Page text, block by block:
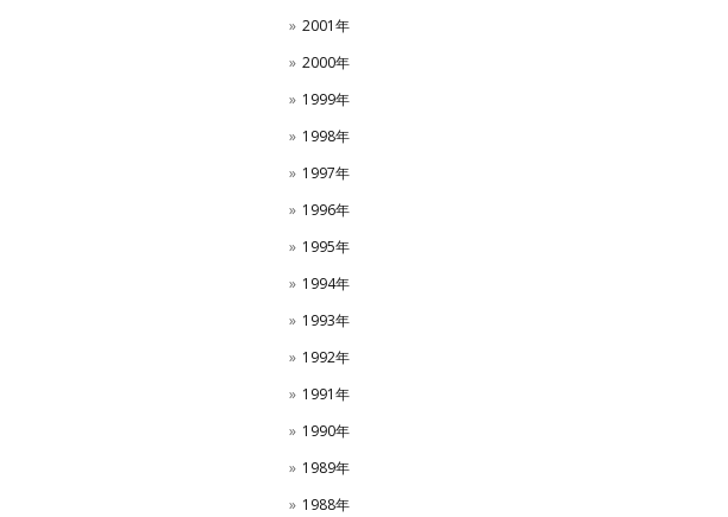
2001年
2000年
1999年
1998年
1997年
1996年
1995年
1994年
1993年
1992年
1991年
1990年
1989年
1988年